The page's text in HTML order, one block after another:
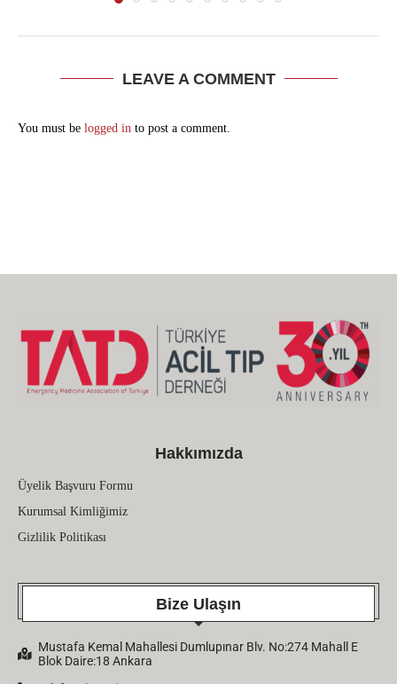
LEAVE A COMMENT
You must be logged in to post a comment.
Hakkımızda
Üyelik Başvuru Formu
Kurumsal Kimliğimiz
Gizlilik Politikası
Bize Ulaşın
Mustafa Kemal Mahallesi Dumlupınar Blv. No:274 Mahall E
Blok Daire:18 Ankara